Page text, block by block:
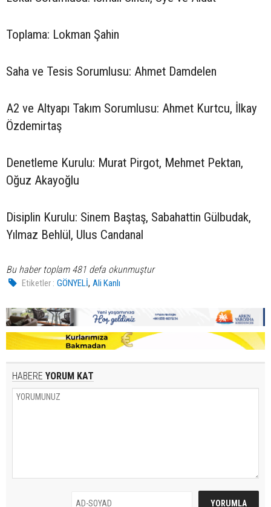
Toplama: Lokman Şahin
Saha ve Tesis Sorumlusu: Ahmet Damdelen
A2 ve Altyapı Takım Sorumlusu: Ahmet Kurtcu, İlkay
Özdemirtaş
Denetleme Kurulu: Murat Pirgot, Mehmet Pektan,
Oğuz Akayoğlu
Disiplin Kurulu: Sinem Baştaş, Sabahattin Gülbudak,
Yılmaz Behlül, Ulus Candanal
Bu haber toplam 481 defa okunmuştur
Etiketler : GÖNYELİ,Ali Kanlı
HABERE YORUM KAT